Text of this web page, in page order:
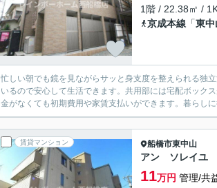
1階 / 22.38㎡ /
京成本線 「東中
忙しい朝でも鏡を見ながらサッと身支度を整えられる独
いるので安心して生活できます。共用部には宅配ボック
金がなくても初期費用や家賃支払いができます。暮らし
賃貸マンション 船橋市東中山
アン ソレイユ
11万円 管理/共